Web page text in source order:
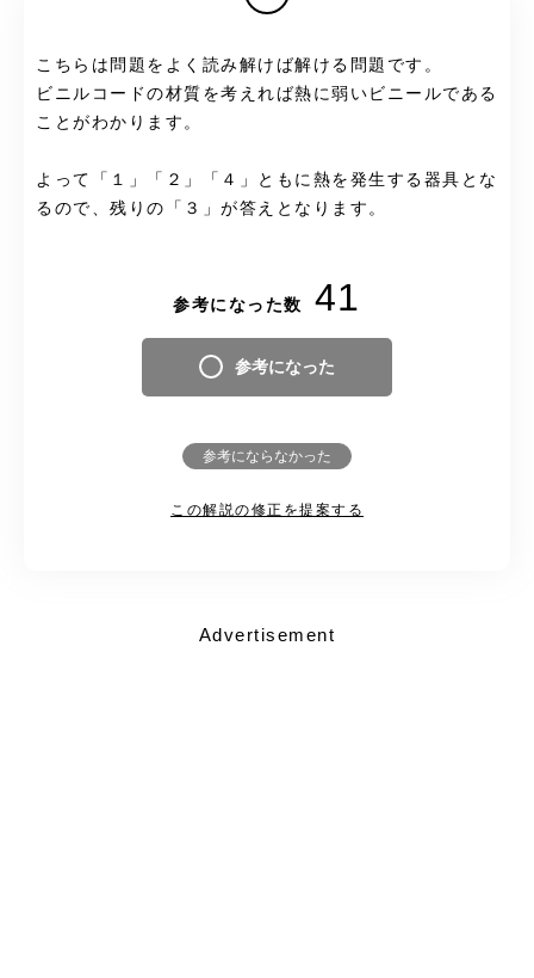
こちらは問題をよく読み解けば解ける問題です。
ビニルコードの材質を考えれば熱に弱いビニールである
ことがわかります。
よって「１」「２」「４」ともに熱を発生する器具とな
るので、残りの「３」が答えとなります。
参考になった数 41
参考になった
参考にならなかった
この解説の修正を提案する
Advertisement